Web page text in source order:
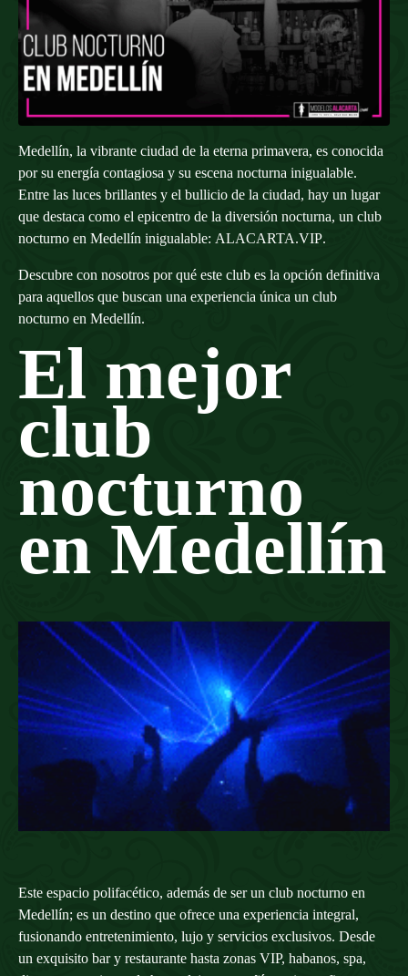
Medellín, la vibrante ciudad de la eterna primavera, es conocida
por su energía contagiosa y su escena nocturna inigualable.
Entre las luces brillantes y el bullicio de la ciudad, hay un lugar
que destaca como el epicentro de la diversión nocturna, un club
nocturno en Medellín inigualable: ALACARTA.VIP.
Descubre con nosotros por qué este club es la opción definitiva
para aquellos que buscan una experiencia única un club
nocturno en Medellín.
El mejor
club
nocturno
en Medellín
Este espacio polifacético, además de ser un club nocturno en
Medellín; es un destino que ofrece una experiencia integral,
fusionando entretenimiento, lujo y servicios exclusivos. Desde
un exquisito bar y restaurante hasta zonas VIP, habanos, spa,